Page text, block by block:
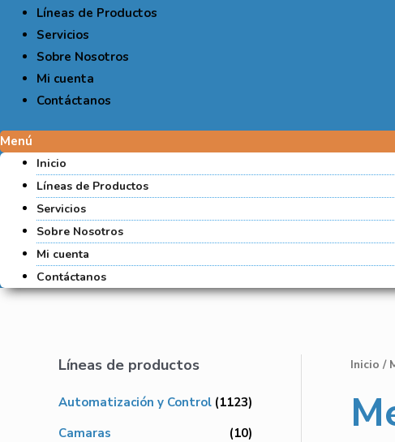
Líneas de Productos
Servicios
Sobre Nosotros
Mi cuenta
Contáctanos
Menú
Inicio
Líneas de Productos
Servicios
Sobre Nosotros
Mi cuenta
Contáctanos
Líneas de productos
Automatización y Control (1123)
Camaras
(10)
Inicio /